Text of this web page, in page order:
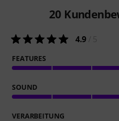
20
4.9
FEATURES
SOUND
VERARBEITUNG